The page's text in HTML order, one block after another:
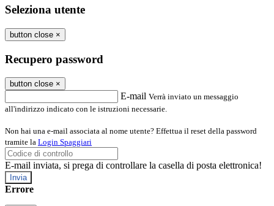
Seleziona utente
button close ×
Recupero password
button close ×
E-mail Verrà inviato un messaggio
all'indirizzo indicato con le istruzioni necessarie.
Non hai una e-mail associata al nome utente? Effettua il reset della password
tramite la Login Spaggiari
E-mail inviata, si prega di controllare la casella di posta elettronica!
Errore